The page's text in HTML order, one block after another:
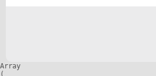
Array
(